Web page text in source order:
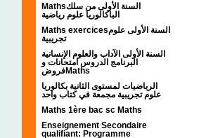
Mathsالسنة الأولى من سلك
الباكالوريا علوم رياضية
Maths exercicesالسنة الأولى علوم
تجريبية
السنة الأولى الآداب والعلوم الإنسانية
البرنامج الدروس امتحانات و
فروضMaths
الرياضيات لمستوى الثانية بكالوريا
علوم تجريبية مجمعة في كتاب واحد
Maths 1ère bac sc Maths
Enseignement Secondaire
qualifiant: Programme